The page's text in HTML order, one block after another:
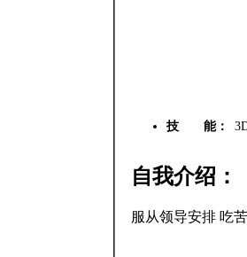
技 能：
自我介绍：